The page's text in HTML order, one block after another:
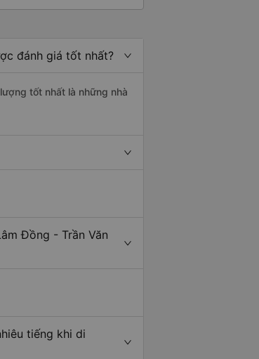
đánh giá tốt nhất?
tốt nhất là những nhà
Đồng - Trần Văn
tiếng khi di